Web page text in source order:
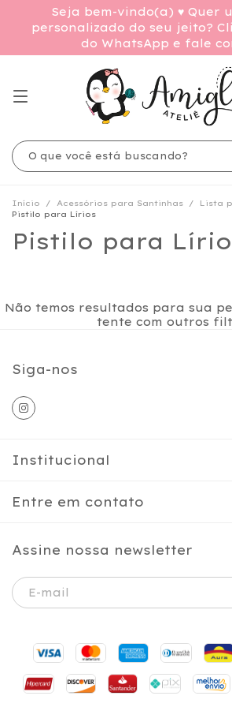
Seja bem-vindo(a) ♥ Quer
personalizado do seu jeito?
do WhatsApp e fale
Início / Acessórios para Santinhas / Lista
Pistilo para Lírios
Pistilo para
Não temos resultados para sua
tente com outros
Siga-nos
Institucional
Entre em contato
Assine nossa newsletter